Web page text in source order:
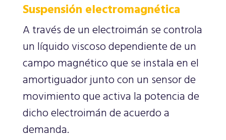
Suspensión electromagnética
A través de un electroimán se controla
un líquido viscoso dependiente de un
campo magnético que se instala en el
amortiguador junto con un sensor de
movimiento que activa la potencia de
dicho electroimán de acuerdo a
demanda.